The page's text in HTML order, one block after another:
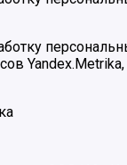
Yandex.Metrika,